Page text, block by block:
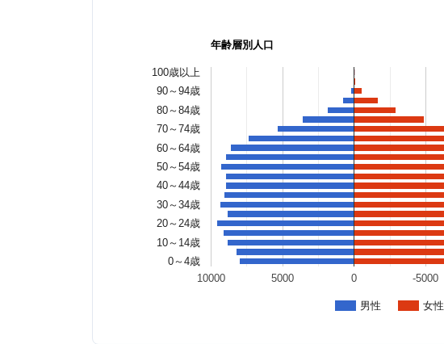
年齢層別人口
男性 女性
10000 5000 0 -5000
0～4歳
10～14歳
20～24歳
30～34歳
40～44歳
50～54歳
60～64歳
70～74歳
80～84歳
90～94歳
100歳以上